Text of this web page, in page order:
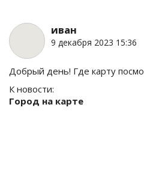
иван
9 декабря 2023 15:36
Добрый день! Где карту
К новости:
Город на карте